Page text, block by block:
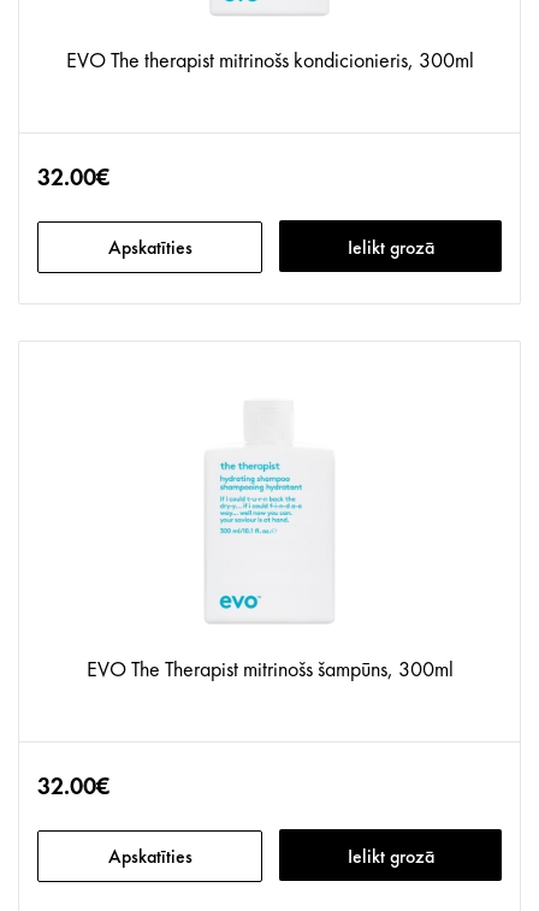
EVO The therapist mitrinošs kondicionieris, 300ml
32.00€
Apskatīties Ielikt grozā
EVO The Therapist mitrinošs šampūns, 300ml
32.00€
Apskatīties Ielikt grozā